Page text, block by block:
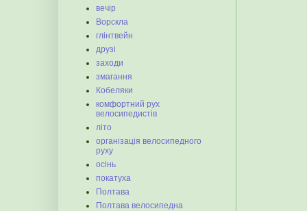
вечір
Ворскла
глінтвейн
друзі
заходи
змагання
Кобеляки
комфортний рух
велосипедистів
літо
організація велосипедного
руху
осінь
покатуха
Полтава
Полтава велосипедна